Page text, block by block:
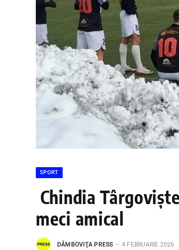
SPORT
Chindia
meci amical
DÂMBOVIŢA PRESS 4 FEBRUARIE 2026